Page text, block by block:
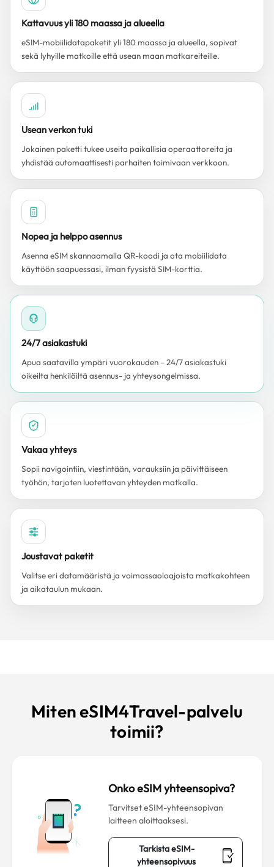
Kattavuus yli 180 maassa ja alueella
eSIM-mobiilidatapaketit yli 180 maassa ja alueella, sopivat
sekä lyhyille matkoille että usean maan matkareiteille.
Usean verkon tuki
Jokainen paketti tukee useita paikallisia operaattoreita ja
yhdistää automaattisesti parhaiten toimivaan verkkoon.
Nopea ja helppo asennus
Asenna eSIM skannaamalla QR-koodi ja ota mobiilidata
käyttöön saapuessasi, ilman fyysistä SIM-korttia.
24/7 asiakastuki
Apua saatavilla ympäri vuorokauden – 24/7 asiakastuki
oikeilta henkilöiltä asennus- ja yhteysongelmissa.
Vakaa yhteys
Sopii navigointiin, viestintään, varauksiin ja päivittäiseen
työhön, tarjoten luotettavan yhteyden matkalla.
Joustavat paketit
Valitse eri datamääristä ja voimassaoloajoista matkakohteen
ja aikataulun mukaan.
Miten eSIM4Travel-palvelu
toimii?
Onko eSIM yhteensopiva?
Tarvitset eSIM-yhteensopivan
laitteen aloittaaksesi.
Tarkista eSIM-
yhteensopivuus